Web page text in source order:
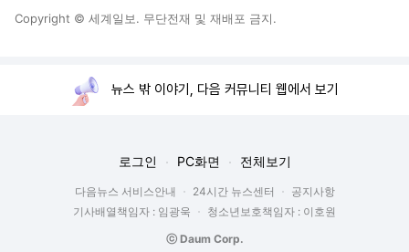
Copyright © 세계일보. 무단전재 및 재배포 금지.
뉴스 밖 이야기, 다음 커뮤니티 웹에서 보기
로그인 PC화면 전체보기
다음뉴스 서비스안내 24시간 뉴스센터
공지사항
기사배열책임자 : 임광욱
청소년보호책임자 : 이호원
ⓒ Daum Corp.